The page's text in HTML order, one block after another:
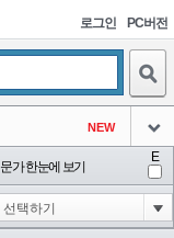
로그인 PC버전
NEW
아이콘
아이콘
가 한눈에 보기
E